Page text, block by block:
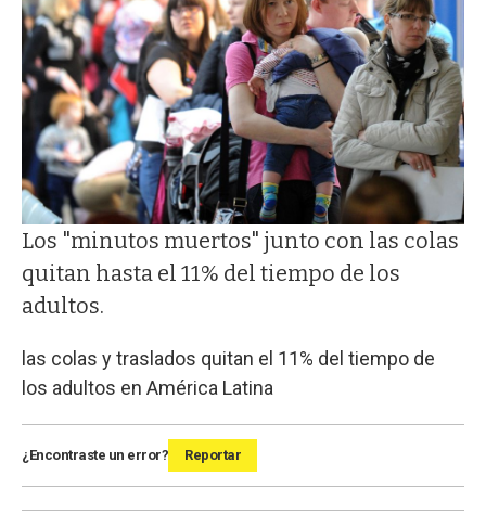
Los "minutos muertos" junto con las colas
quitan hasta el 11% del tiempo de los
adultos.
las colas y traslados quitan el 11% del tiempo de
los adultos en América Latina
¿Encontraste un error? Reportar